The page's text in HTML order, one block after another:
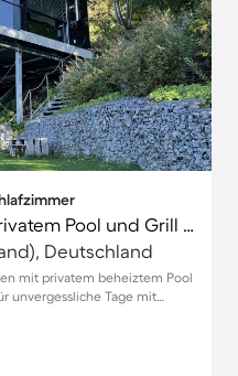
Apartment mit Garten, privatem Pool und Grill | Gartenblick
Deutschland
mit privatem beheiztem Pool
unvergessliche Tage mit